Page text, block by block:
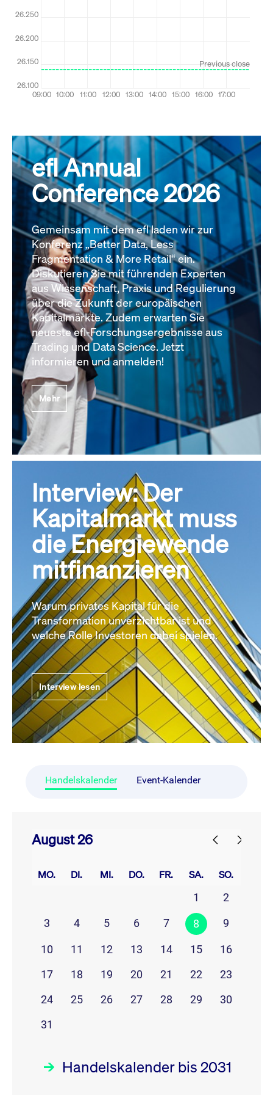
efl Annual
Conference 2026
Gemeinsam mit dem efl laden wir zur
Konferenz „Better Data, Less
Fragmentation & More Retail“ ein.
Diskutieren Sie mit führenden Experten
aus Wissenschaft, Praxis und Regulierung
über die Zukunft der europäischen
Kapitalmärkte. Zudem erwarten Sie
neueste efl-Forschungsergebnisse aus
Trading und Data Science. Jetzt
informieren und anmelden!
Mehr
Interview: Der
Kapitalmarkt muss
die Energiewende
mitfinanzieren
Warum privates Kapital für die
Transformation unverzichtbar ist und
welche Rolle Investoren dabei spielen.
Interview lesen
Handelskalender Event-Kalender
August 26
MO. DI. MI. DO. FR. SA. SO.
1
2
3
4 5 6 7 8 9
10 11 12 13 14 15
16
17
18 19 20 21 22
23
24
25 26 27 28 29
30
31
Handelskalender bis 2031